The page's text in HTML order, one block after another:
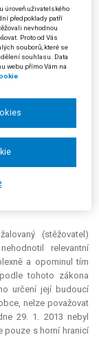
uplatnil cenovou
skutečnost, že
žalovaný mohl a
jsou cenami
uvedených cen.
pro držitele
zda bude žalovaný
orientované, a
určité navýšení
rozsahu, dodrží
licence zvolí
(stěžovatel)
relevantní
a opominul tím
tohoto zákona
určení její budoucí
nelze považovat
29. 1. 2013 nebyl
pouze s horní hranicí
úroveň uživatelského
předpoklady patří
nevhodnou
Proto od Vás
souborů, které se
souhlasu. Data
webu přímo Vám na